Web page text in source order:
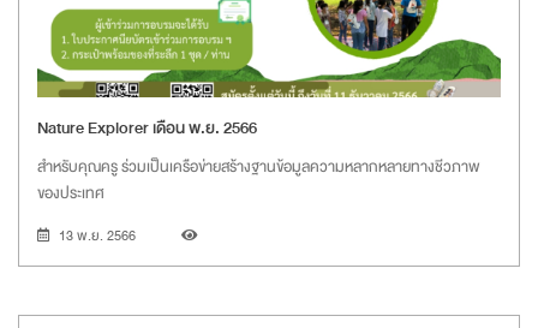
Nature Explorer เดือน พ.ย. 2566
สำหรับคุณครู ร่วมเป็นเครือข่ายสร้างฐานข้อมูลความหลากหลายทางชีวภาพ
ของประเทศ
13 พ.ย. 2566